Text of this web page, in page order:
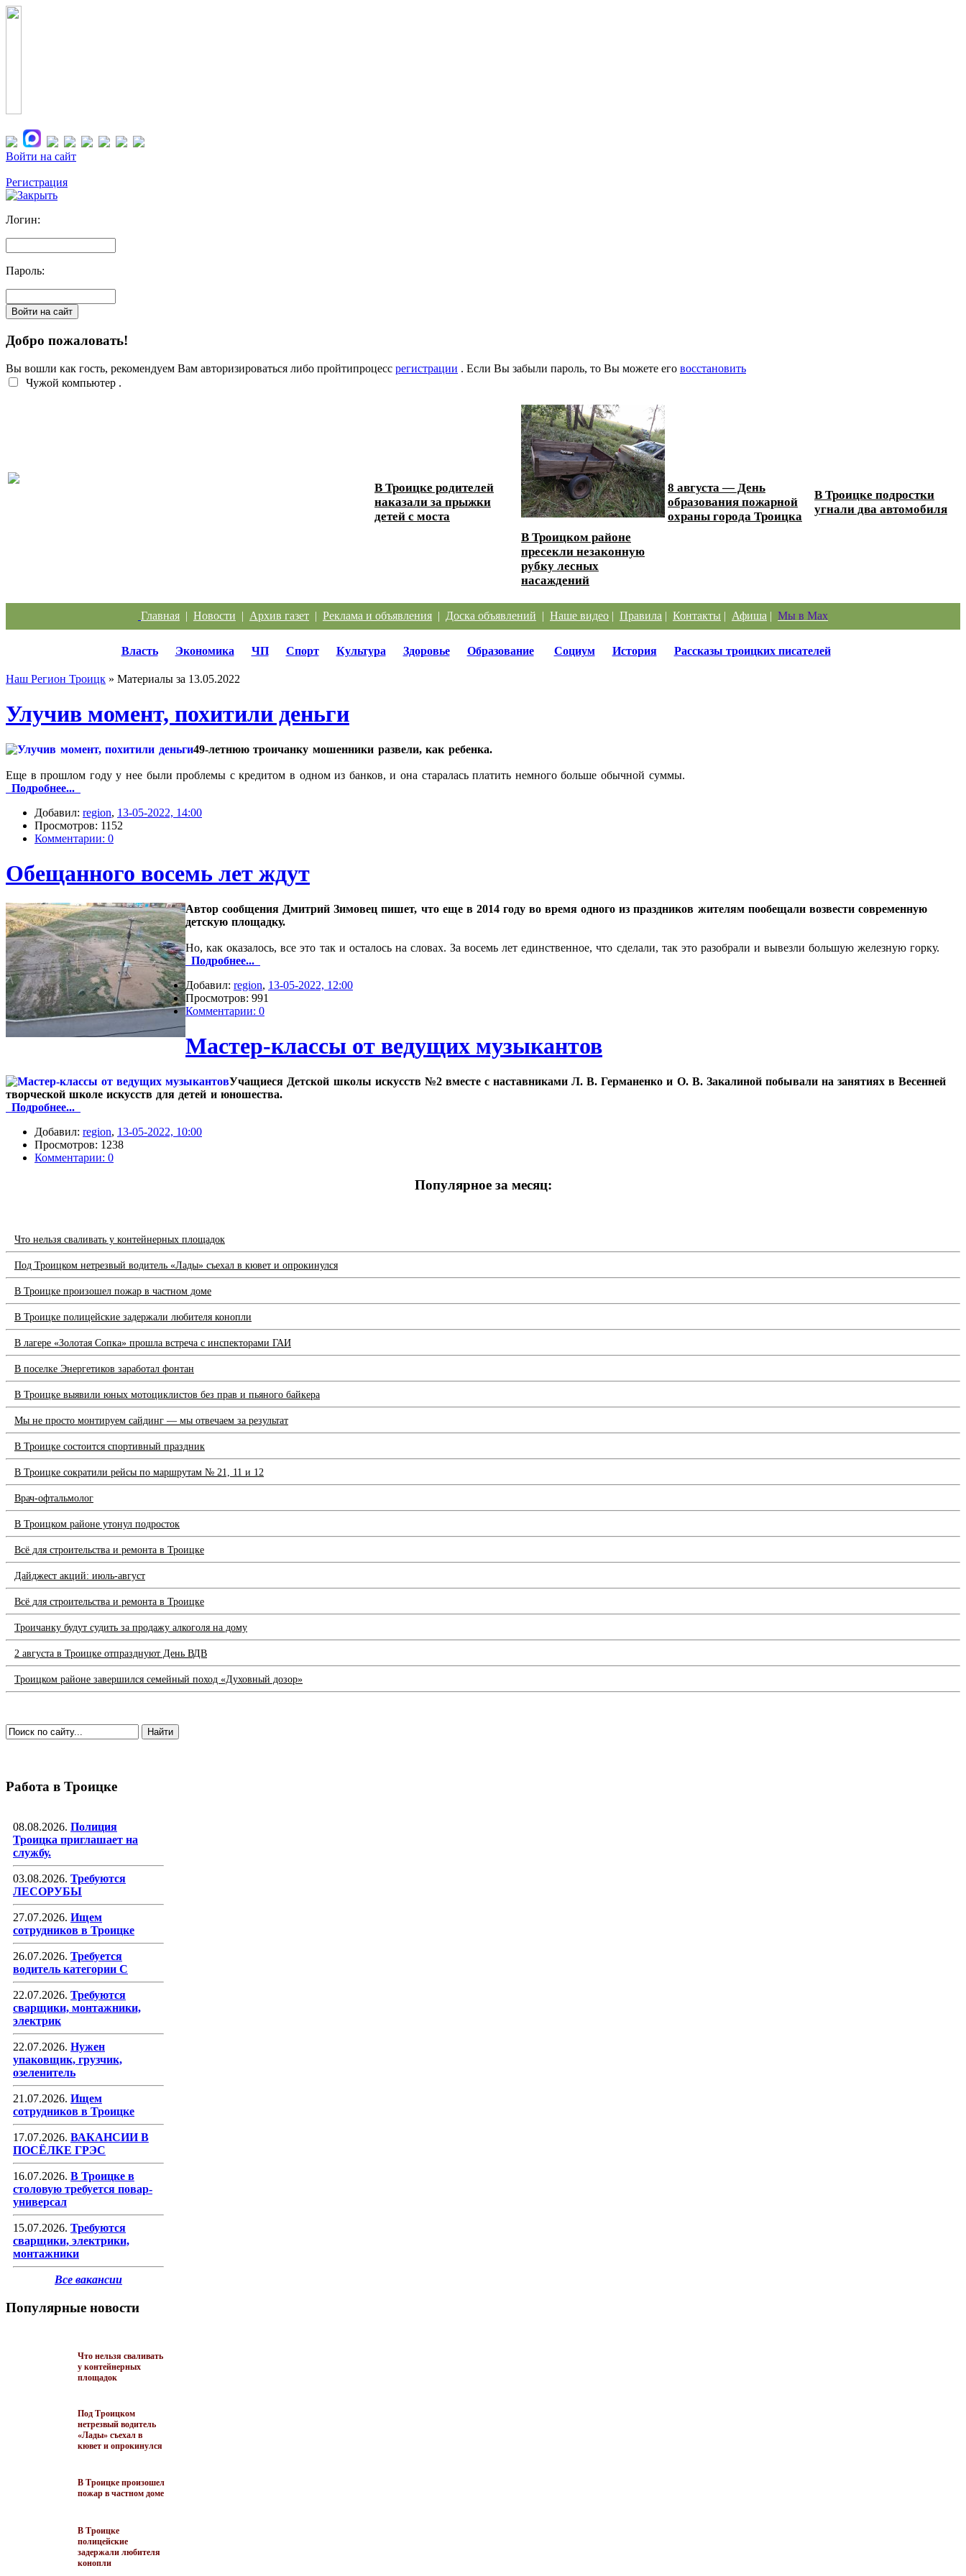
Войти на сайт
Регистрация
Логин:
Пароль:
Добро пожаловать!
Вы вошли как гость, рекомендуем Вам авторизироваться либо пройтипроцесс регистрации . Если Вы забыли пароль, то Вы можете его восстановить
Чужой компьютер .
В Троицке родителей
наказали за прыжки
детей с моста
В Троицком районе
пресекли незаконную
рубку лесных
насаждений
8 августа — День
образования пожарной
охраны города Троицка
В Троицке подростки
угнали два автомобиля
Главная | Новости | Архив газет | Реклама и объявления | Доска объявлений | Наше видео | Правила | Контакты | Афиша | Мы в Max
Власть Экономика ЧП Спорт Культура Здоровье Образование Социум История Рассказы троицких писателей
Наш Регион Троицк » Материалы за 13.05.2022
Улучив момент, похитили деньги
49-летнюю троичанку мошенники развели, как ребенка.
Еще в прошлом году у нее были проблемы с кредитом в одном из банков, и она старалась платить немного больше обычной суммы.
Подробнее...
Добавил: region, 13-05-2022, 14:00
Просмотров: 1152
Комментарии: 0
Обещанного восемь лет ждут
Автор сообщения Дмитрий Зимовец пишет, что еще в 2014 году во время одного из праздников жителям пообещали возвести современную
детскую площадку.
Но, как оказалось, все это так и осталось на словах. За восемь лет единственное, что сделали, так это разобрали и вывезли большую железную горку.
Подробнее...
Добавил: region, 13-05-2022, 12:00
Просмотров: 991
Комментарии: 0
Мастер-классы от ведущих музыкантов
Учащиеся Детской школы искусств №2 вместе с наставниками Л. В. Германенко и О. В. Закалиной побывали на занятиях в Весенней
творческой школе искусств для детей и юношества.
Подробнее...
Добавил: region, 13-05-2022, 10:00
Просмотров: 1238
Комментарии: 0
Популярное за месяц:
Что нельзя сваливать у контейнерных площадок
Под Троицком нетрезвый водитель «Лады» съехал в кювет и опрокинулся
В Троицке произошел пожар в частном доме
В Троицке полицейские задержали любителя конопли
В лагере «Золотая Сопка» прошла встреча с инспекторами ГАИ
В поселке Энергетиков заработал фонтан
В Троицке выявили юных мотоциклистов без прав и пьяного байкера
Мы не просто монтируем сайдинг — мы отвечаем за результат
В Троицке состоится спортивный праздник
В Троицке сократили рейсы по маршрутам № 21, 11 и 12
Врач-офтальмолог
В Троицком районе утонул подросток
Всё для строительства и ремонта в Троицке
Дайджест акций: июль-август
Всё для строительства и ремонта в Троицке
Троичанку будут судить за продажу алкоголя на дому
2 августа в Троицке отпразднуют День ВДВ
Троицком районе завершился семейный поход «Духовный дозор»
Работа в Троицке
08.08.2026. Полиция
Троицка приглашает на
службу.
03.08.2026. Требуются
ЛЕСОРУБЫ
27.07.2026. Ищем
сотрудников в Троицке
26.07.2026. Требуется
водитель категории С
22.07.2026. Требуются
сварщики, монтажники,
электрик
22.07.2026. Нужен
упаковщик, грузчик,
озеленитель
21.07.2026. Ищем
сотрудников в Троицке
17.07.2026. ВАКАНСИИ В
ПОСЁЛКЕ ГРЭС
16.07.2026. В Троицке в
столовую требуется повар-
универсал
15.07.2026. Требуются
сварщики, электрики,
монтажники
Все вакансии
Популярные новости
Что нельзя сваливать
у контейнерных
площадок
Под Троицком
нетрезвый водитель
«Лады» съехал в
кювет и опрокинулся
В Троицке произошел
пожар в частном доме
В Троицке
полицейские
задержали любителя
конопли